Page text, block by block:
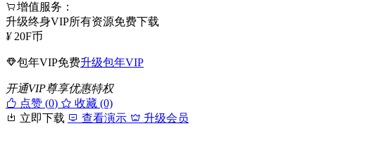
增值服务：
升级终身VIP所有资源免费下载
¥ 20F币
包年VIP免费升级包年VIP
开通VIP尊享优惠特权
点赞 (0)
收藏 (0)
立即下载
查看演示 升级会员